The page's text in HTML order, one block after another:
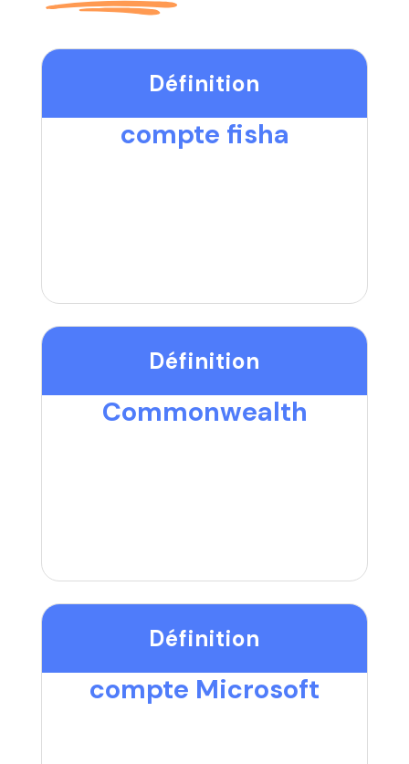
Définition
compte fisha
Définition
Commonwealth
Définition
compte Microsoft